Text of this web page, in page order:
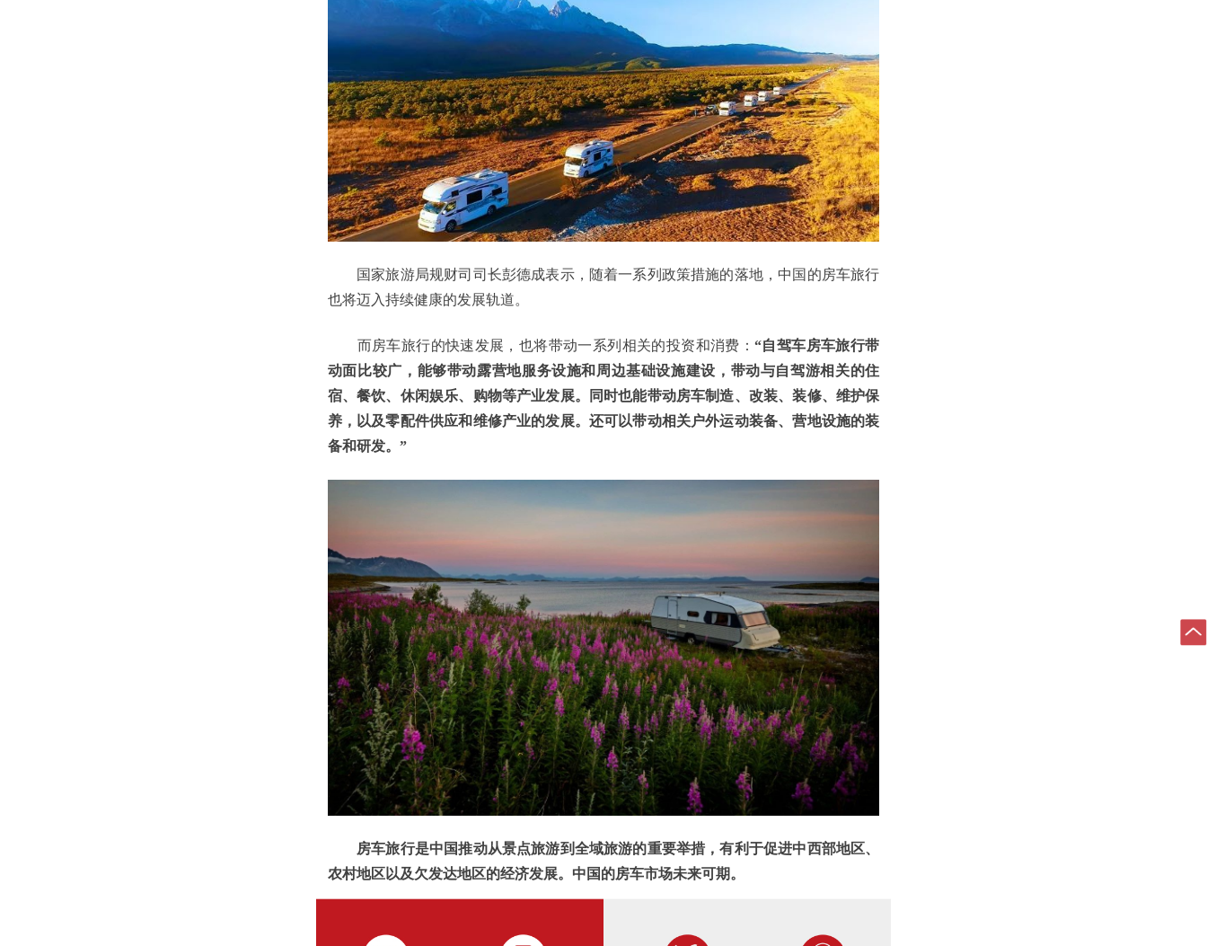
国家旅游局规财司司长彭德成表示，随着一系列政策措施的落地，中国的房车旅行
也将迈入持续健康的发展轨道。
而房车旅行的快速发展，也将带动一系列相关的投资和消费：“自驾车房车旅行带
动面比较广，能够带动露营地服务设施和周边基础设施建设，带动与自驾游相关的住
宿、餐饮、休闲娱乐、购物等产业发展。同时也能带动房车制造、改装、装修、维护保
养，以及零配件供应和维修产业的发展。还可以带动相关户外运动装备、营地设施的装
备和研发。”
房车旅行是中国推动从景点旅游到全域旅游的重要举措，有利于促进中西部地区、
农村地区以及欠发达地区的经济发展。中国的房车市场未来可期。